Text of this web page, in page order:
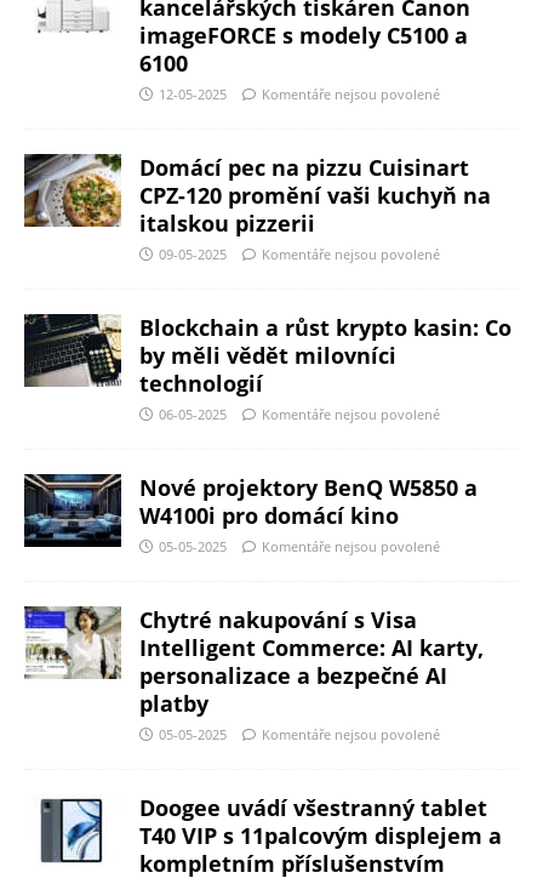
kancelářských tiskáren Canon
imageFORCE s modely C5100 a
6100
12-05-2025 Komentáře nejsou povolené
Domácí pec na pizzu Cuisinart
CPZ-120 promění vaši kuchyň na
italskou pizzerii
09-05-2025 Komentáře nejsou povolené
Blockchain a růst krypto kasin: Co
by měli vědět milovníci
technologií
06-05-2025 Komentáře nejsou povolené
Nové projektory BenQ W5850 a
W4100i pro domácí kino
05-05-2025 Komentáře nejsou povolené
Chytré nakupování s Visa
Intelligent Commerce: AI karty,
personalizace a bezpečné AI
platby
05-05-2025 Komentáře nejsou povolené
Doogee uvádí všestranný tablet
T40 VIP s 11palcovým displejem a
kompletním příslušenstvím